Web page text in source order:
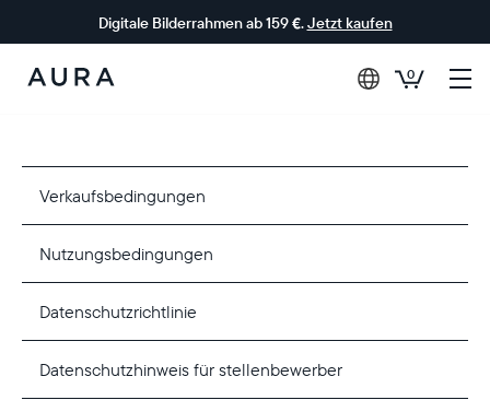
Digitale Bilderrahmen ab 159 €.Jetzt kaufen
Aura-
0
Verkaufsbedingungen
Nutzungsbedingungen
Datenschutzrichtlinie
Datenschutzhinweis für stellenbewerber